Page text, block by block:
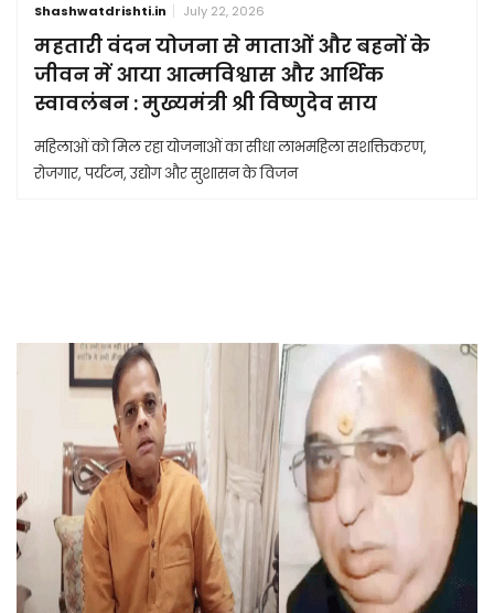
Shashwatdrishti.in July 22, 2026
महतारी वंदन योजना से माताओं और बहनों के
जीवन में आया आत्मविश्वास और आर्थिक
स्वावलंबन : मुख्यमंत्री श्री विष्णुदेव साय
महिलाओं को मिल रहा योजनाओं का सीधा लाभमहिला सशक्तिकरण,
रोजगार, पर्यटन, उद्योग और सुशासन के विजन